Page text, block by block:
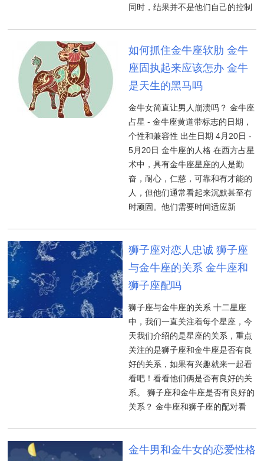
同时，结果并不是他们自己的控制
如何抓住金牛座软肋 金牛
座固执起来应该怎办 金牛
是天生的黑马吗
金牛女简直让男人崩溃吗？ 金牛座
占星 - 金牛座黄道带标志的日期，
个性和兼容性 出生日期 4月20日 -
5月20日 金牛座的人格 在西方占星
术中，具有金牛座星座的人是勤
奋，耐心，仁慈，可靠和有才能的
人，但他们通常看起来沉默甚至有
时顽固。他们需要时间适应新
狮子座对恋人忠诚 狮子座
与金牛座的关系 金牛座和
狮子座配吗
狮子座与金牛座的关系 十二星座
中，我们一直关注着每个星座，今
天我们介绍的是星座的关系，重点
关注的是狮子座和金牛座是否有良
好的关系，如果有兴趣就来一起看
看吧！看看他们俩是否有良好的关
系。 狮子座和金牛座是否有良好的
关系？ 金牛座和狮子座的配对看
金牛男和金牛女的恋爱性格